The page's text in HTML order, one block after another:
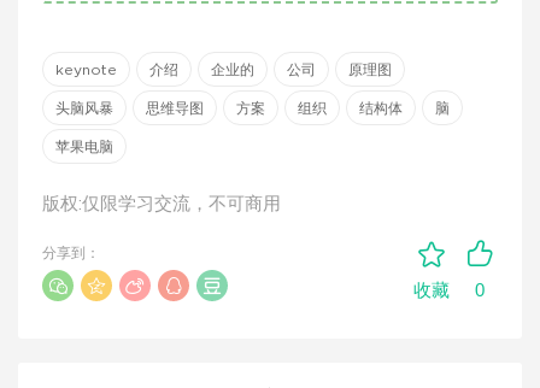
keynote 介绍 企业的 公司 原理图
头脑风暴 思维导图 方案 组织 结构体 脑
苹果电脑
版权:仅限学习交流，不可商用
收藏 0
分享到：